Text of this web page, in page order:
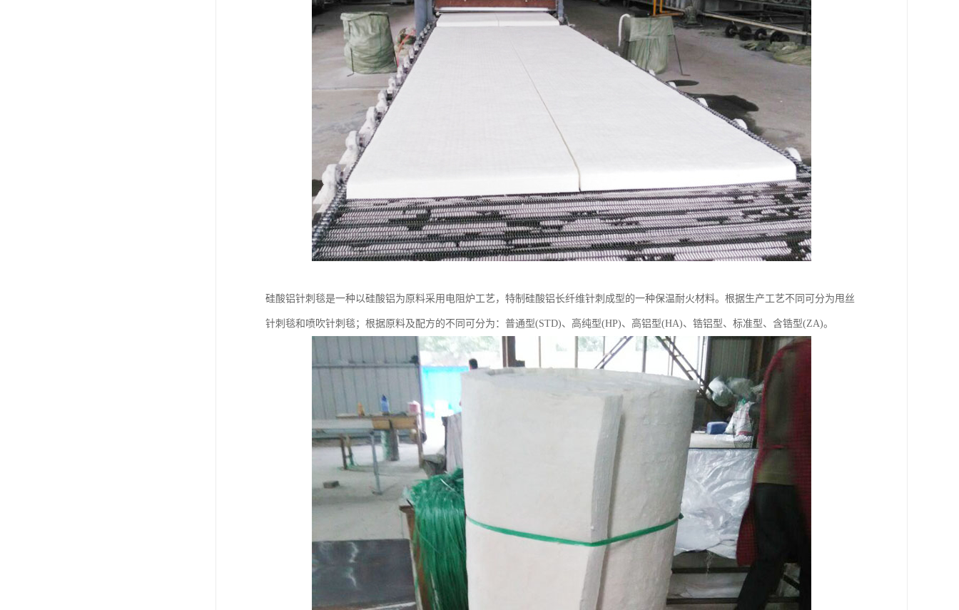
硅酸铝针刺毯是一种以硅酸铝为原料采用电阻炉工艺，特制硅酸铝长纤维针刺成型的一种保温耐火材料。根据生产工艺不同可分为甩丝
针刺毯和喷吹针刺毯；根据原料及配方的不同可分为：普通型(STD)、高纯型(HP)、高铝型(HA)、锆铝型、标准型、含锆型(ZA)。